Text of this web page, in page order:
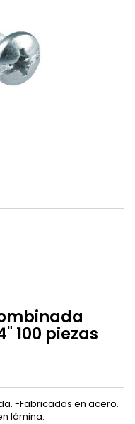
100 piezas
-Fabricadas en acero.
lámina.